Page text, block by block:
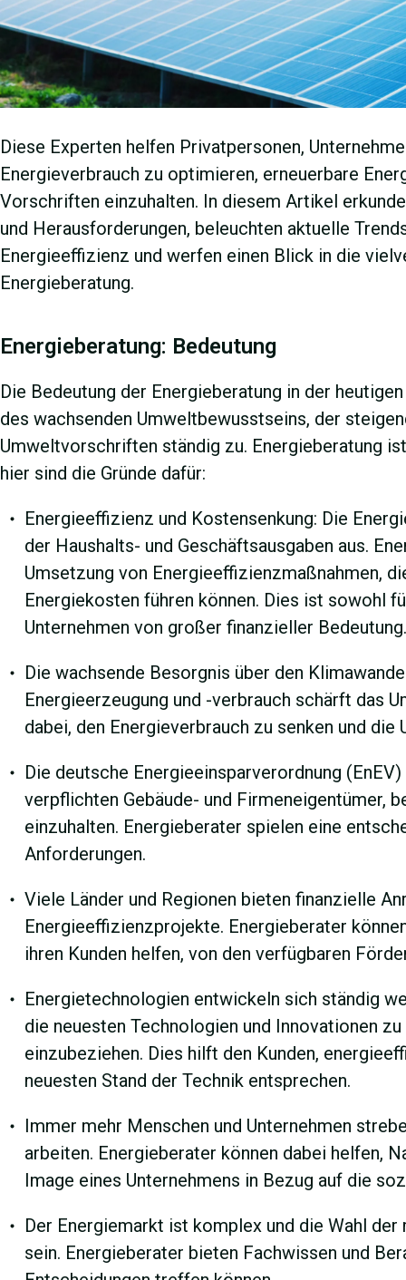
Diese Experten helfen Privatpersonen,
Energieverbrauch zu optimieren, erneuerbare
Vorschriften einzuhalten. In diesem Artikel
und Herausforderungen, beleuchten aktuelle
Energieeffizienz und werfen einen Blick in die
Energieberatung.
Energieberatung: Bedeutung
Die Bedeutung der Energieberatung in der
des wachsenden Umweltbewusstseins, der
Umweltvorschriften ständig zu. Energieberatung
hier sind die Gründe dafür:
Energieeffizienz und Kostensenkung: Die
der Haushalts- und Geschäftsausgaben aus.
Umsetzung von Energieeffizienzmaßnahmen,
Energiekosten führen können. Dies ist sowohl
Unternehmen von großer finanzieller Bedeutung.
Die wachsende Besorgnis über den
Energieerzeugung und -verbrauch schärft das
dabei, den Energieverbrauch zu senken und
Die deutsche Energieeinsparverordnung
verpflichten Gebäude- und Firmeneigentümer,
einzuhalten. Energieberater spielen eine
Anforderungen.
Viele Länder und Regionen bieten finanzielle
Energieeffizienzprojekte. Energieberater
ihren Kunden helfen, von den verfügbaren
Energietechnologien entwickeln sich ständig
die neuesten Technologien und Innovationen
einzubeziehen. Dies hilft den Kunden,
neuesten Stand der Technik entsprechen.
Immer mehr Menschen und Unternehmen
arbeiten. Energieberater können dabei helfen,
Image eines Unternehmens in Bezug auf die
Der Energiemarkt ist komplex und die Wahl
sein. Energieberater bieten Fachwissen und